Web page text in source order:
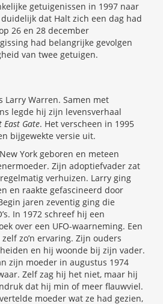
getuigenissen in 1997 naar
dat Halt zich een dag had
26 en 28 december
had belangrijke gevolgen
van twee getuigen.
Larry Warren. Samen met
legde hij zijn levensverhaal
East Gate. Het verscheen in 1995
bijgewekte versie uit.
York geboren en meteen
Zijn adoptiefvader zat
verhuizen. Larry ging
en raakte gefascineerd door
jaren zeventig ging die
In 1972 schreef hij een
over een UFO-waarneming. Een
zo’n ervaring. Zijn ouders
en hij woonde bij zijn vader.
zijn moeder in augustus 1974
Zelf zag hij het niet, maar hij
dat hij min of meer flauwviel.
moeder wat ze had gezien,